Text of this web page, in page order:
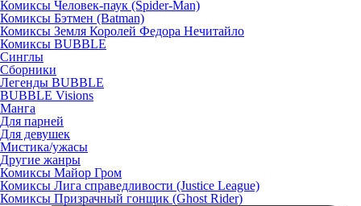
Комиксы Человек-паук (Spider-Man)
Комиксы Бэтмен (Batman)
Комиксы Земля Королей Федора Нечитайло
Комиксы BUBBLE
Синглы
Сборники
Легенды BUBBLE
BUBBLE Visions
Манга
Для парней
Для девушек
Мистика/ужасы
Другие жанры
Комиксы Майор Гром
Комиксы Лига справедливости (Justice League)
Комиксы Призрачный гонщик (Ghost Rider)